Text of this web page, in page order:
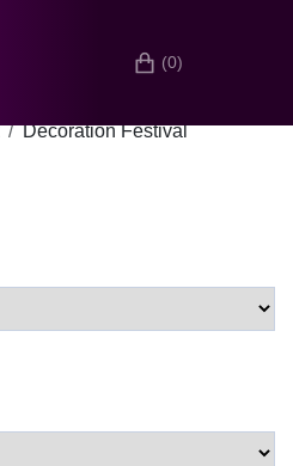
(0)
Decoration Festival